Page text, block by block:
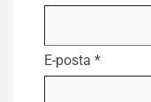
E-posta *